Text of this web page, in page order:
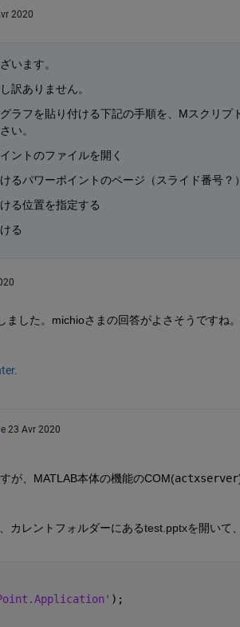
2020
います。
訳ありません。
ラフを貼り付ける下記の手順を、Mスクリ
い。
ントのファイルを開く
るパワーポイントのページ（スライド番号？
る位置を指定する
る
ました。michioさまの回答がよさそうですね
le 23 Avr 2020
が、MATLAB本体の機能のCOM(actxserver
カレントフォルダーにあるtest.pptxを開いて、
);